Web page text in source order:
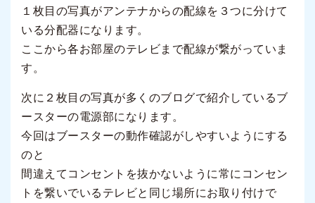
１枚目の写真がアンテナからの配線を３つに分けて
いる分配器になります。
ここから各お部屋のテレビまで配線が繋がっていま
す。
次に２枚目の写真が多くのブログで紹介しているブ
ースターの電源部になります。
今回はブースターの動作確認がしやすいようにする
のと
間違えてコンセントを抜かないように常にコンセン
トを繋いでいるテレビと同じ場所にお取り付けで